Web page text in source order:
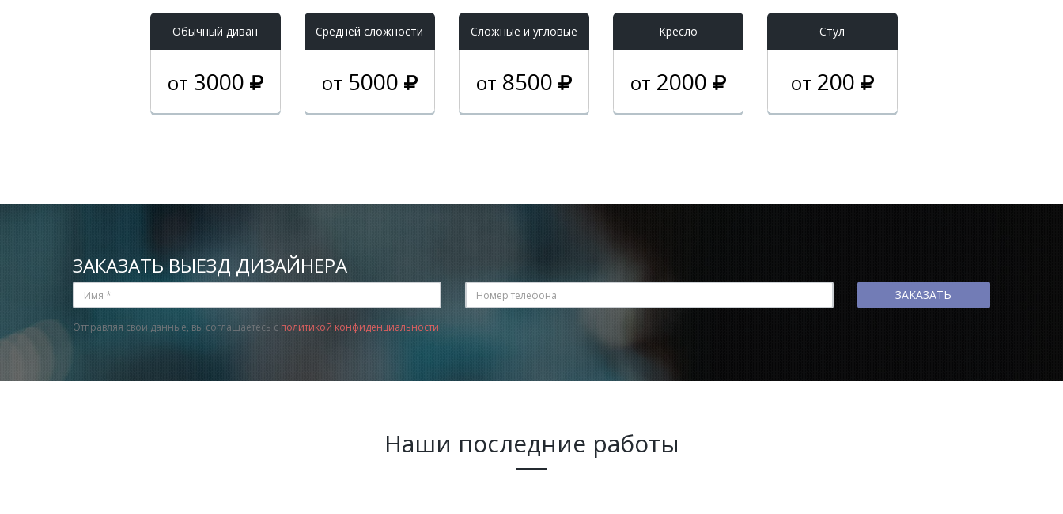
Обычный диван
от 3000
Средней сложности
от 5000
Cложные и угловые
от 8500
Кресло
от 2000
Стул
от 200
ЗАКАЗАТЬ ВЫЕЗД ДИЗАЙНЕРА
Отправляя свои данные, вы соглашаетесь с политикой конфиденциальности
Наши последние работы